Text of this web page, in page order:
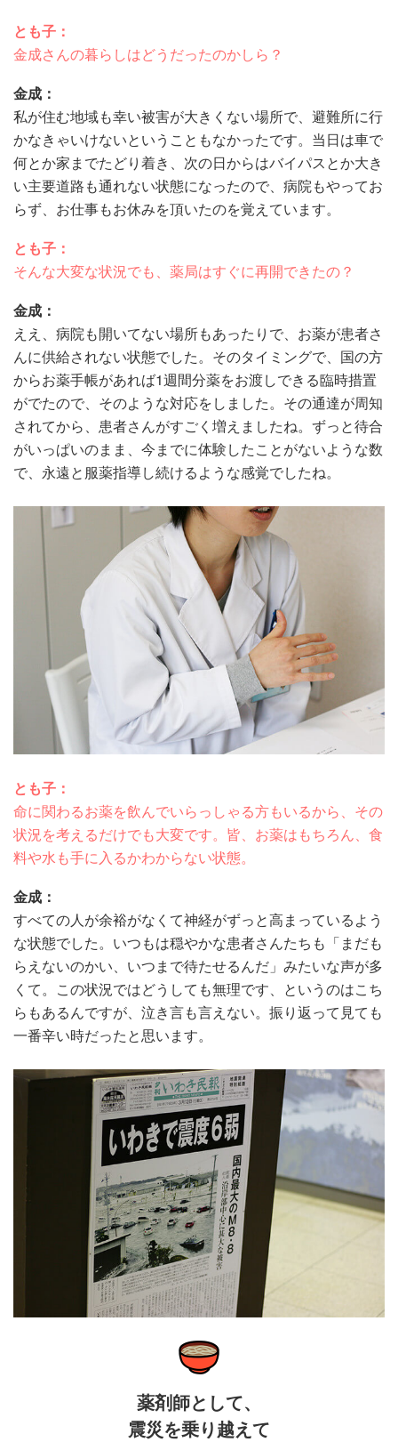
とも子：
金成さんの暮らしはどうだったのかしら？
金成：
私が住む地域も幸い被害が大きくない場所で、避難所に行
かなきゃいけないということもなかったです。当日は車で
何とか家までたどり着き、次の日からはバイパスとか大き
い主要道路も通れない状態になったので、病院もやってお
らず、お仕事もお休みを頂いたのを覚えています。
とも子：
そんな大変な状況でも、薬局はすぐに再開できたの？
金成：
ええ、病院も開いてない場所もあったりで、お薬が患者さ
んに供給されない状態でした。そのタイミングで、国の方
からお薬手帳があれば1週間分薬をお渡しできる臨時措置
がでたので、そのような対応をしました。その通達が周知
されてから、患者さんがすごく増えましたね。ずっと待合
がいっぱいのまま、今までに体験したことがないような数
で、永遠と服薬指導し続けるような感覚でしたね。
とも子：
命に関わるお薬を飲んでいらっしゃる方もいるから、その
状況を考えるだけでも大変です。皆、お薬はもちろん、食
料や水も手に入るかわからない状態。
金成：
すべての人が余裕がなくて神経がずっと高まっているよう
な状態でした。いつもは穏やかな患者さんたちも「まだも
らえないのかい、いつまで待たせるんだ」みたいな声が多
くて。この状況ではどうしても無理です、というのはこち
らもあるんですが、泣き言も言えない。振り返って見ても
一番辛い時だったと思います。
薬剤師として、
震災を乗り越えて